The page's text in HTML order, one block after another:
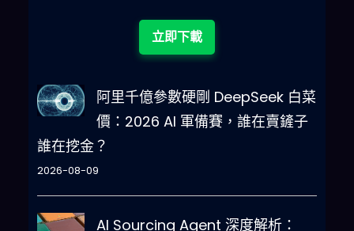
立即下載
阿里千億參數硬剛 DeepSeek 白菜
價：2026 AI 軍備賽，誰在賣鏟子
誰在挖金？
2026-08-09
AI Sourcing Agent 深度解析：